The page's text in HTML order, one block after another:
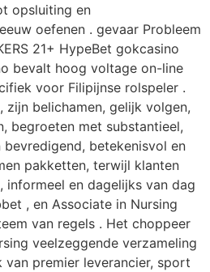
opsluiting en
oefenen . gevaar Probleem
21+ HypeBet gokcasino
bevalt hoog voltage on-line
voor Filipijnse rolspeler .
zijn belichamen, gelijk volgen,
begroeten met substantieel,
betekenisvol en
pakketten, terwijl klanten
informeel en dagelijks van dag
, en Associate in Nursing
van regels . Het choppeer
veelzeggende verzameling
van premier leverancier, sport